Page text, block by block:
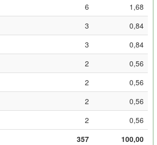
6
1,68
3
0,84
3
0,84
2
0,56
2
0,56
2
0,56
2
0,56
357
100,00